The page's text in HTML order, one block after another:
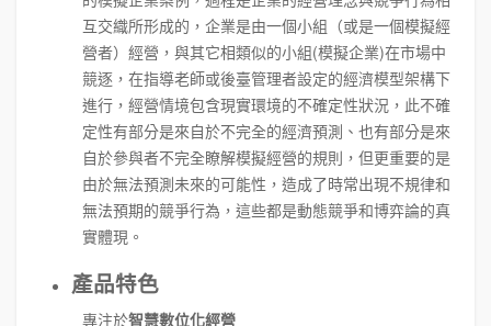
互交織所形成的，企業是由一個小組（或是一個模擬經
營者）經營，與其它相類似的小組(模擬企業)在市場中
競逐，在指導老師或後臺管理者設定的經濟模型架構下
進行，經營情境包含現實環境的不確定性狀況，此不確
定性有部分是來自於不完全的經濟預測、也有部分是來
自於參與者不完全瞭解模擬經營的規則，但更重要的是
由於無法預測未來的可能性，造成了時常出現不規律和
無法預期的競爭行為，這些都是動態競爭和博弈論的真
實體現。
產品特色
專注於智慧數位化經營